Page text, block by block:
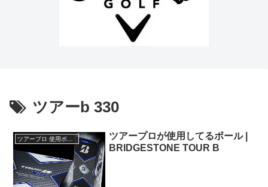
ツアーb 330
ツアープロが使用してるボール |
BRIDGESTONE TOUR B